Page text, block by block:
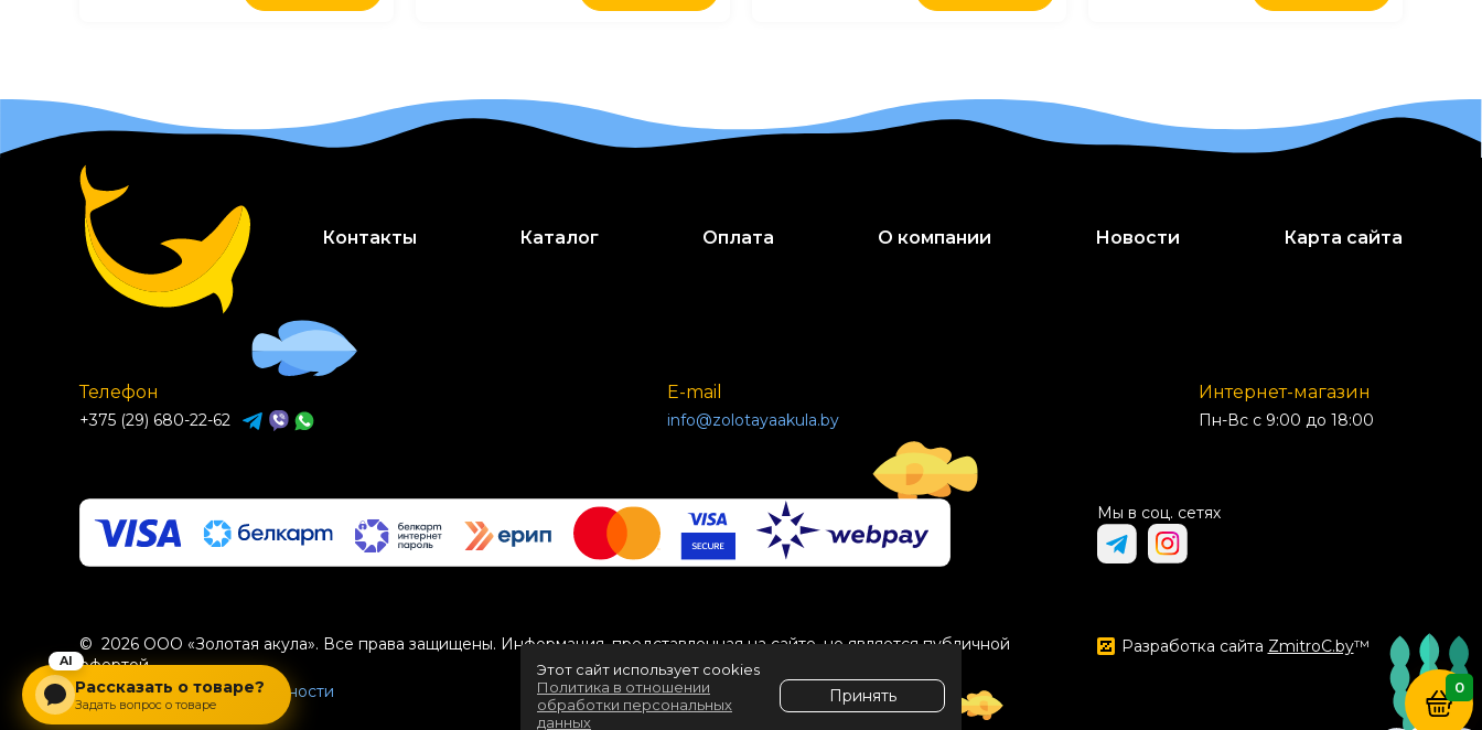
Контакты Каталог Оплата О компании Новости Карта сайта
Телефон
+375 (29) 680-22-62
E-mail
info@zolotayaakula.by
Интернет-магазин
Пн-Вс с 9:00 до 18:00
Мы в соц. сетях
© 2026 ООО «Золотая акула». Все права защищены. Информация, представленная на сайте, не является публичной
офертой.
Политика конфиденциальности
Разработка сайта ZmitroC.by™
0
Этот сайт использует cookies
Политика в отношении
обработки персональных
данных
Принять
Рассказать о товаре?
Задать вопрос о товаре